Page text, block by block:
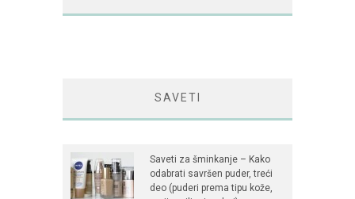
SAVETI
Saveti za šminkanje – Kako
odabrati savršen puder, treći
deo (puderi prema tipu kože,